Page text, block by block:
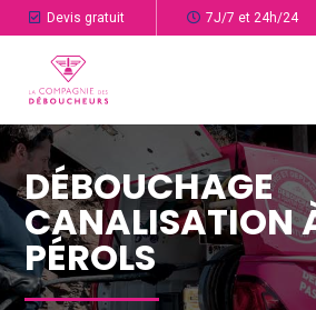
Devis gratuit 7J/7 et 24h/24
DÉBOUCHAGE
CANALISATION
PÉROLS